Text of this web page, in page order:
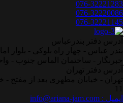
076-32221283
076-32220086
076-32221145
ایمیل : info@ariana-jam.com